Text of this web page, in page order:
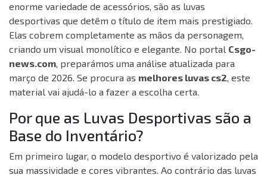
enorme variedade de acessórios, são as luvas
desportivas que detêm o título de item mais prestigiado.
Elas cobrem completamente as mãos da personagem,
criando um visual monolítico e elegante. No portal Csgo-
news.com, preparámos uma análise atualizada para
março de 2026. Se procura as melhores luvas cs2, este
material vai ajudá-lo a fazer a escolha certa.
Por que as Luvas Desportivas são a
Base do Inventário?
Em primeiro lugar, o modelo desportivo é valorizado pela
sua massividade e cores vibrantes. Ao contrário das luvas